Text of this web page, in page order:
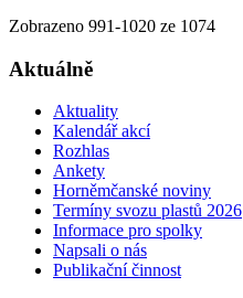
Zobrazeno 991-1020 ze 1074
Aktuálně
Aktuality
Kalendář akcí
Rozhlas
Ankety
Horněmčanské noviny
Termíny svozu plastů 2026
Informace pro spolky
Napsali o nás
Publikační činnost